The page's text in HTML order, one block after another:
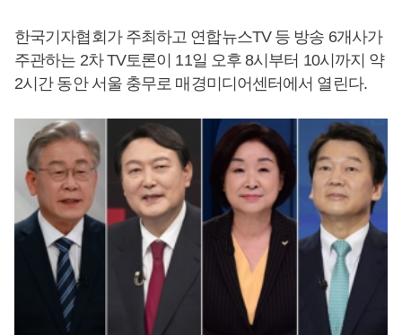
한국기자협회가 주최하고 연합뉴스TV 등 방송 6개사가
주관하는 2차 TV토론이 11일 오후 8시부터 10시까지 약
2시간 동안 서울 충무로 매경미디어센터에서 열린다.